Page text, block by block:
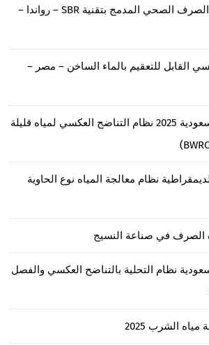
نظام معالجة مياه الصرف الصحي المدمج بتقنية SBR – رواندا –
القابل للتعقيم بالماء الساخن – مصر –
المملكة العربية السعودية 2025 نظام التناضح العكسي لمياه قليلة
نظام معالجة المياه نوع الحاوية
الصرف في صناعة النسيج
نظام التحلية بالتناضح العكسي والفصل
الشرب 2025